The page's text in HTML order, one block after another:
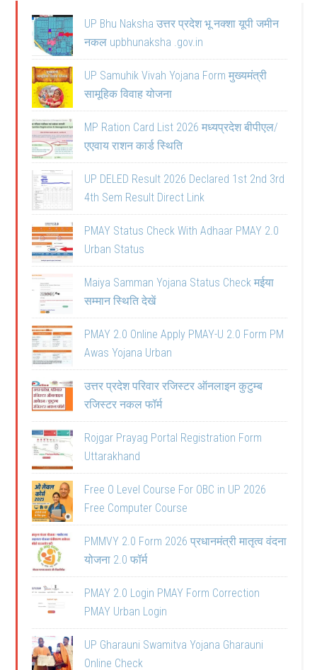
UP Bhu Naksha उत्तर प्रदेश भू नक्शा यूपी जमीन
नकल upbhunaksha .gov.in
UP Samuhik Vivah Yojana Form मुख्यमंत्री
सामूहिक विवाह योजना
MP Ration Card List 2026 मध्यप्रदेश बीपीएल/
एएवाय राशन कार्ड स्थिति
UP DELED Result 2026 Declared 1st 2nd 3rd
4th Sem Result Direct Link
PMAY Status Check With Adhaar PMAY 2.0
Urban Status
Maiya Samman Yojana Status Check मईया
सम्मान स्थिति देखें
PMAY 2.0 Online Apply PMAY-U 2.0 Form PM
Awas Yojana Urban
उत्तर प्रदेश परिवार रजिस्टर ऑनलाइन कुटुम्ब
रजिस्टर नकल फॉर्म
Rojgar Prayag Portal Registration Form
Uttarakhand
Free O Level Course For OBC in UP 2026
Free Computer Course
PMMVY 2.0 Form 2026 प्रधानमंत्री मातृत्व वंदना
योजना 2.0 फॉर्म
PMAY 2.0 Login PMAY Form Correction
PMAY Urban Login
UP Gharauni Swamitva Yojana Gharauni
Online Check